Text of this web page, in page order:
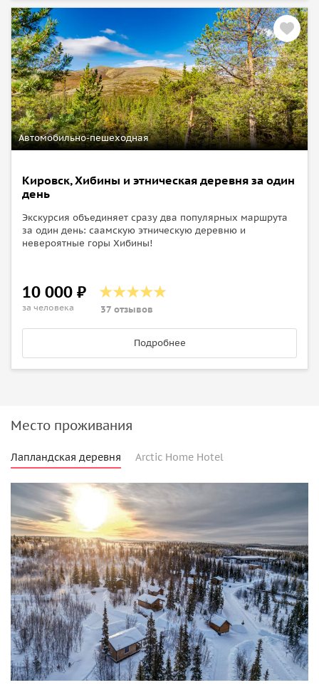
Автомобильно-пешеходная
Кировск, Хибины и этническая деревня за один
день
Экскурсия объединяет сразу два популярных маршрута
за один день: саамскую этническую деревню и
невероятные горы Хибины!
10 000 ₽
за человека 37 отзывов
Подробнее
Место проживания
Лапландская деревня Arctic Home Hotel